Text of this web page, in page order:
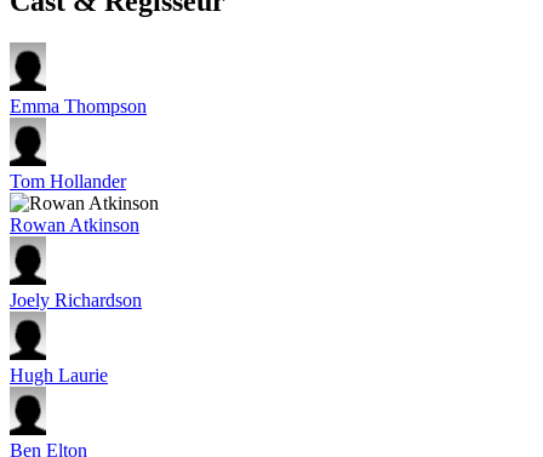
Emma Thompson
Tom Hollander
Rowan Atkinson
Joely Richardson
Hugh Laurie
Ben Elton